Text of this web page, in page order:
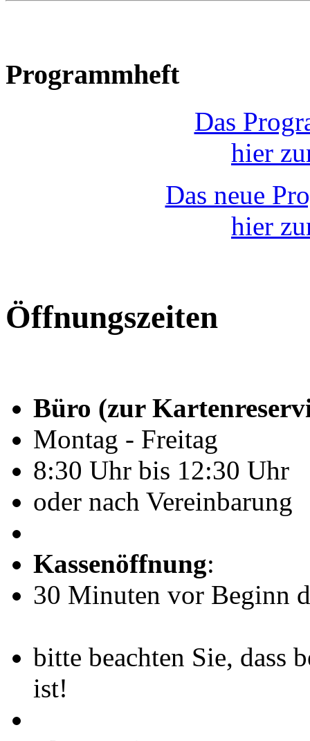
Programmheft
Das
hier
Das neue
hier
Öffnungszeiten
Büro (zur
Montag - Freitag
8:30 Uhr bis 12:30 Uhr
oder nach Vereinbarung
Kassenöffnung:
30 Minuten vor Beginn
bitte beachten Sie, dass
ist!